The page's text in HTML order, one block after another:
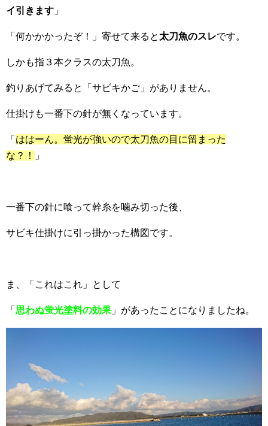
イ引きます 」
「何かかかったぞ！」寄せて来ると 太刀魚のスレです。
しかも指３本クラスの太刀魚。
釣りあげてみると「サビキかご」がありません。
仕掛けも一番下の針が無くなっています。
「 ははーん。蛍光が強いので太刀魚の目に留まった
な？！
」
一番下の針に喰って幹糸を噛み切った後、
サビキ仕掛けに引っ掛かった構図です。
ま、「これはこれ」として
「 思わぬ蛍光塗料の効果 」があったことになりましたね。